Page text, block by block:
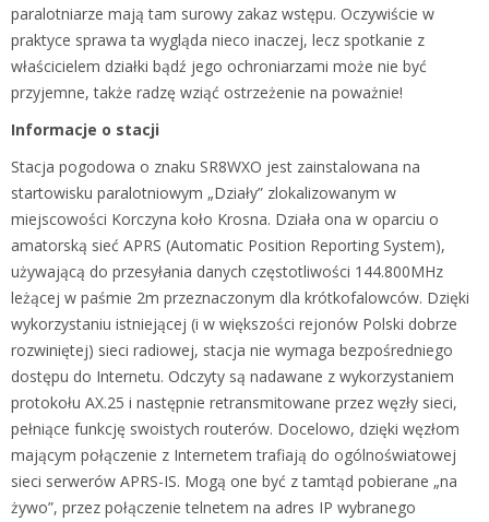
paralotniarze mają tam surowy zakaz wstępu. Oczywiście w
praktyce sprawa ta wygląda nieco inaczej, lecz spotkanie z
właścicielem działki bądź jego ochroniarzami może nie być
przyjemne, także radzę wziąć ostrzeżenie na poważnie!
Informacje o stacji
Stacja pogodowa o znaku SR8WXO jest zainstalowana na
startowisku paralotniowym „Działy” zlokalizowanym w
miejscowości Korczyna koło Krosna. Działa ona w oparciu o
amatorską sieć APRS (Automatic Position Reporting System),
używającą do przesyłania danych częstotliwości 144.800MHz
leżącej w paśmie 2m przeznaczonym dla krótkofalowców. Dzięki
wykorzystaniu istniejącej (i w większości rejonów Polski dobrze
rozwiniętej) sieci radiowej, stacja nie wymaga bezpośredniego
dostępu do Internetu. Odczyty są nadawane z wykorzystaniem
protokołu AX.25 i następnie retransmitowane przez węzły sieci,
pełniące funkcję swoistych routerów. Docelowo, dzięki węzłom
mającym połączenie z Internetem trafiają do ogólnoświatowej
sieci serwerów APRS-IS. Mogą one być z tamtąd pobierane „na
żywo”, przez połączenie telnetem na adres IP wybranego